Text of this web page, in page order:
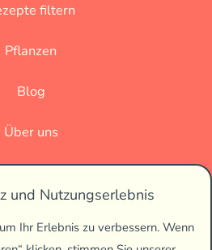
und Nutzungserlebnis
Ihr Erlebnis zu verbessern. Wenn
filtern
Pflanzen
Blog
Über uns